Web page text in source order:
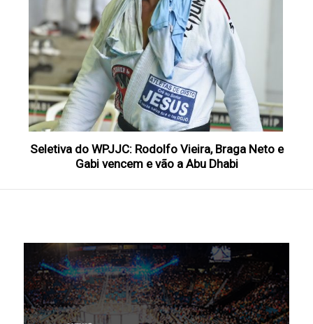
Seletiva do WPJJC: Rodolfo Vieira, Braga Neto e
Gabi vencem e vão a Abu Dhabi